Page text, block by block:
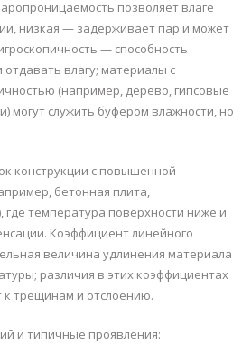
позволяет влаге
низкая — задерживает пар и может
— способность
влагу; материалы с
(например, дерево, гипсовые
могут служить буфером влажности, но
конструкции с повышенной
бетонная плита,
где температура поверхности ниже и
Коэффициент линейного
величина удлинения материала
различия в этих коэффициентах
к трещинам и отслоению.
и типичные проявления: